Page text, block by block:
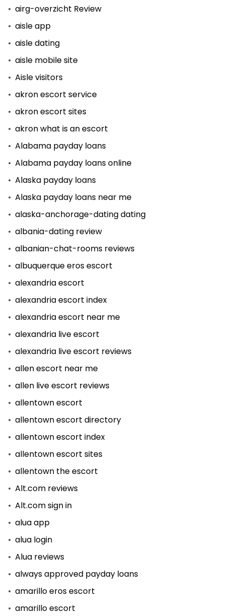
airg-overzicht Review
aisle app
aisle dating
aisle mobile site
Aisle visitors
akron escort service
akron escort sites
akron what is an escort
Alabama payday loans
Alabama payday loans online
Alaska payday loans
Alaska payday loans near me
alaska-anchorage-dating dating
albania-dating review
albanian-chat-rooms reviews
albuquerque eros escort
alexandria escort
alexandria escort index
alexandria escort near me
alexandria live escort
alexandria live escort reviews
allen escort near me
allen live escort reviews
allentown escort
allentown escort directory
allentown escort index
allentown escort sites
allentown the escort
Alt.com reviews
Alt.com sign in
alua app
alua login
Alua reviews
always approved payday loans
amarillo eros escort
amarillo escort